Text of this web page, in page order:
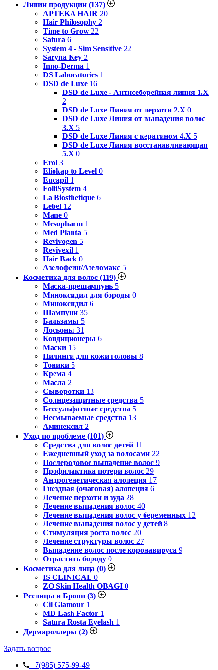
Линии продукции (137)
APTEKA HAIR 20
Hair Philosophy 2
Time to Grow 22
Satura 6
System 4 - Sim Sensitive 22
Saryna Key 2
Inno-Derma 1
DS Laboratories 1
DSD de Luxe 16
DSD de Luxe - Антисеборейная линия 1.X
2
DSD de Luxe Линия от перхоти 2.Х 0
DSD de Luxe Линия от выпадения волос
3.Х 5
DSD de Luxe Линия с кератином 4.Х 5
DSD de Luxe Линия восстанавливающая
5.Х 0
Erol 3
Eliokap to Level 0
Eucapil 1
FolliSystem 4
La Biosthetique 6
Lebel 12
Mane 0
Mesopharm 1
Med Planta 5
Revivogen 5
Revivexil 1
Hair Back 0
Азелофеин/Aзеломакс 5
Косметика для волос (119)
Маска-прешампунь 5
Миноксидил для бороды 0
Миноксидил 6
Шампуни 35
Бальзамы 5
Лосьоны 31
Кондиционеры 6
Маски 15
Пилинги для кожи головы 8
Тоники 5
Крема 4
Масла 2
Сыворотки 13
Солнцезащитные средства 5
Бессульфатные средства 5
Несмываемые средства 13
Аминексил 2
Уход по проблеме (101)
Средства для волос детей 11
Ежедневный уход за волосами 22
Послеродовое выпадение волос 9
Профилактика потери волос 29
Андрогенетическая алопеция 17
Гнездная (очаговая) алопеция 6
Лечение перхоти и зуда 28
Лечение выпадения волос 40
Лечение выпадения волос у беременных 12
Лечение выпадения волос у детей 8
Стимуляция роста волос 20
Лечение структуры волос 27
Выпадение волос после коронавируса 9
Отрастить бороду 0
Косметика для лица (0)
IS CLINICAL 0
ZO Skin Health OBAGI 0
Ресницы и Брови (3)
Cil Glamour 1
MD Lash Factor 1
Satura Rosta Eyelash 1
Дермароллеры (2)
Задать вопрос
+7(985) 575-99-49